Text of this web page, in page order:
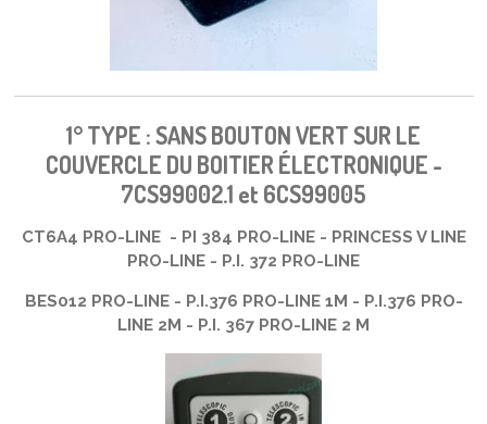
1° TYPE : SANS BOUTON VERT SUR LE
COUVERCLE DU BOITIER ÉLECTRONIQUE -
7CS99002.1 et 6CS99005
CT6A4 PRO-LINE - PI 384 PRO-LINE - PRINCESS V LINE
PRO-LINE - P.I. 372 PRO-LINE
BES012 PRO-LINE - P.I.376 PRO-LINE 1M - P.I.376 PRO-
LINE 2M - P.I. 367 PRO-LINE 2 M